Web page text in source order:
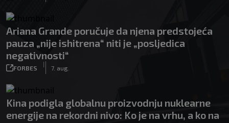
Ariana Grande poručuje da njena predstojeća
pauza „nije ishitrena“ niti je „posljedica
negativnosti“
FORBES
|
7. aug.
Kina podigla globalnu proizvodnju nuklearne
energije na rekordni nivo: Ko je na vrhu, a ko na